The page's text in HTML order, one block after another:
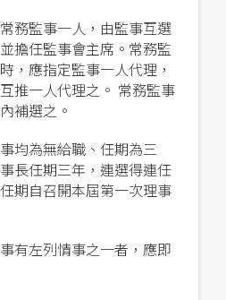
務監事一人，由監事互選
擔任監事會主席。常務監
，應指定監事一人代理，
推一人代理之。 常務監事
補選之。
均為無給職、任期為三
長任期三年，連選得連任
期自召開本屆第一次理事
有左列情事之一者，應即